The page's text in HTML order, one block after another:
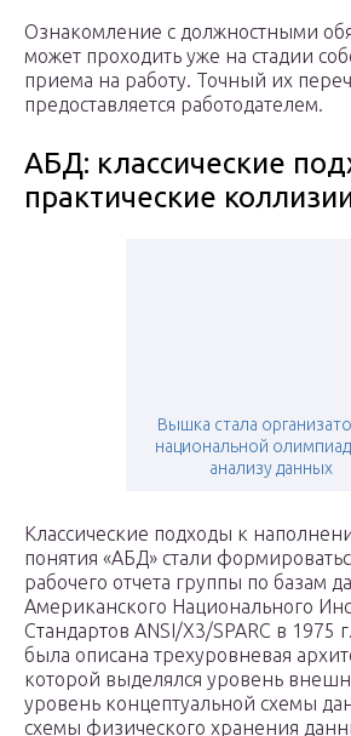
Ознакомление с должностными
может проходить уже на стадии
приема на работу. Точный их
предоставляется работодателем.
АБД: классические
практические
Вышка стала
национальной
анализу данных
Классические подходы к
понятия «АБД» стали
рабочего отчета группы по базам
Американского Национального
Стандартов ANSI/X3/SPARC в 1975
была описана трехуровневая
которой выделялся уровень
уровень концептуальной схемы
схемы физического хранения